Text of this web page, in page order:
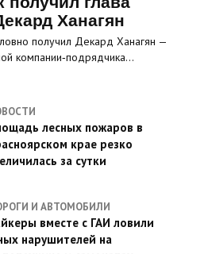
Ханагян
получил Декард Ханагян —
компании‑подрядчика…
лесных пожаров в
крае резко
за сутки
И АВТОМОБИЛИ
вместе с ГАИ ловили
нарушителей на